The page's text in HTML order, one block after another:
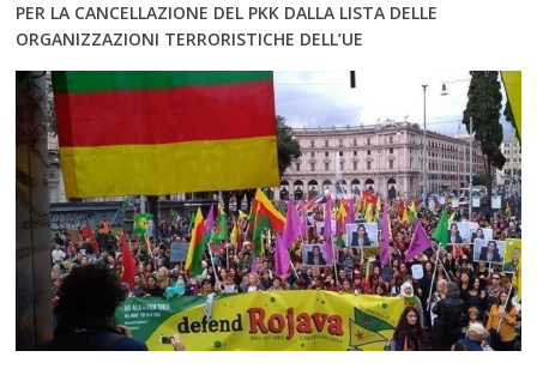
PER LA CANCELLAZIONE DEL PKK DALLA LISTA DELLE
ORGANIZZAZIONI TERRORISTICHE DELL’UE